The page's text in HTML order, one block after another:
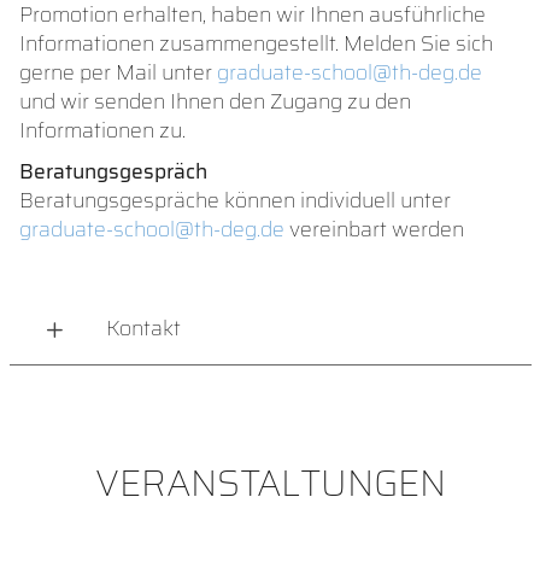
Promotion erhalten, haben wir Ihnen ausführliche
Informationen zusammengestellt. Melden Sie sich
gerne per Mail untergraduate-school@th-deg.de
und wir senden Ihnen den Zugang zu den
Informationen zu.
Beratungsgespräch
Beratungsgespräche können individuell unter
graduate-school@th-deg.devereinbart werden
Kontakt
VERANSTALTUNGEN